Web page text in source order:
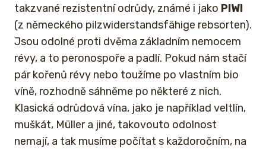
takzvané rezistentní odrůdy, známé i jako PIWI
(z německého pilzwiderstandsfähige rebsorten).
Jsou odolné proti dvěma základním nemocem
révy, a to peronospoře a padlí. Pokud nám stačí
pár kořenů révy nebo toužíme po vlastním bio
víně, rozhodně sáhněme po některé z nich.
Klasická odrůdová vína, jako je například veltlín,
muškát, Müller a jiné, takovouto odolnost
nemají, a tak musíme počítat s každoročním, na